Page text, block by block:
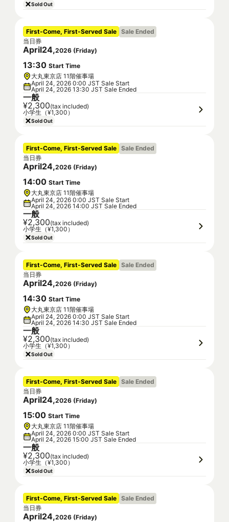
Sold Out
First-Come, First-Served Sale Sale Ended
当日券
April24,2026 (Friday)
13:30 Start Time
大丸東京店 11階催事場
April 24, 2026 0:00 JST Sale Start
April 24, 2026 13:30 JST Sale Ended
一般
¥2,300(tax included)
小学生（¥1,300）
Sold Out
First-Come, First-Served Sale Sale Ended
当日券
April24,2026 (Friday)
14:00 Start Time
大丸東京店 11階催事場
April 24, 2026 0:00 JST Sale Start
April 24, 2026 14:00 JST Sale Ended
一般
¥2,300(tax included)
小学生（¥1,300）
Sold Out
First-Come, First-Served Sale Sale Ended
当日券
April24,2026 (Friday)
14:30 Start Time
大丸東京店 11階催事場
April 24, 2026 0:00 JST Sale Start
April 24, 2026 14:30 JST Sale Ended
一般
¥2,300(tax included)
小学生（¥1,300）
Sold Out
First-Come, First-Served Sale Sale Ended
当日券
April24,2026 (Friday)
15:00 Start Time
大丸東京店 11階催事場
April 24, 2026 0:00 JST Sale Start
April 24, 2026 15:00 JST Sale Ended
一般
¥2,300(tax included)
小学生（¥1,300）
Sold Out
First-Come, First-Served Sale Sale Ended
当日券
April24,2026 (Friday)